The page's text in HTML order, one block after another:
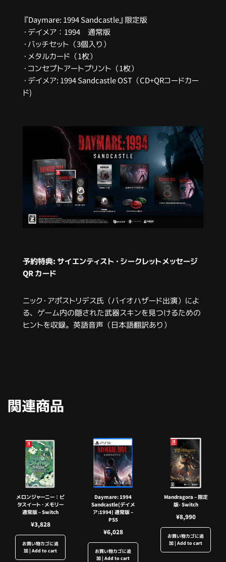
『Daymare: 1994 Sandcastle』限定版
・デイメア：1994 通常版
・バッチセット（3個入り）
・メタルカード（1枚）
・コンセプトアートプリント（1枚）
・デイメア: 1994 Sandcastle OST（CD+QRコードカー
ド)
予約特典: サイエンティスト・シークレットメッセージ
QR カード
ニック・アポストリデス氏（バイオハザード出演）によ
る、ゲーム内の隠された武器スキンを見つけるための
ヒントを収録。英語音声（日本語翻訳あり）
関連商品
メロンジャーニー：ビ
タスイート・メモリー
通常版 – Switch
¥3,828
お買い物カゴに追
加 | Add to cart
Daymare: 1994
Sandcastle(デイメ
ア:1994) 通常版 –
PS5
¥6,028
お買い物カゴに追
加 | Add to cart
Mandragora – 限定
版- Switch
¥8,990
お買い物カゴに追
加 | Add to cart